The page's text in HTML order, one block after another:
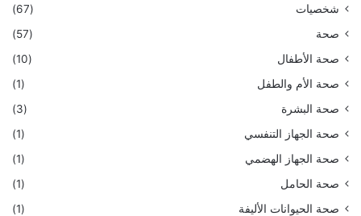
شخصيات
(67)
صحة
(57)
صحة الأطفال
(10)
صحة الأم والطفل
(1)
صحة البشرة
(3)
صحة الجهاز التنفسي
(1)
صحة الجهاز الهضمي
(1)
صحة الحامل
(1)
صحة الحيوانات الأليفة
(1)